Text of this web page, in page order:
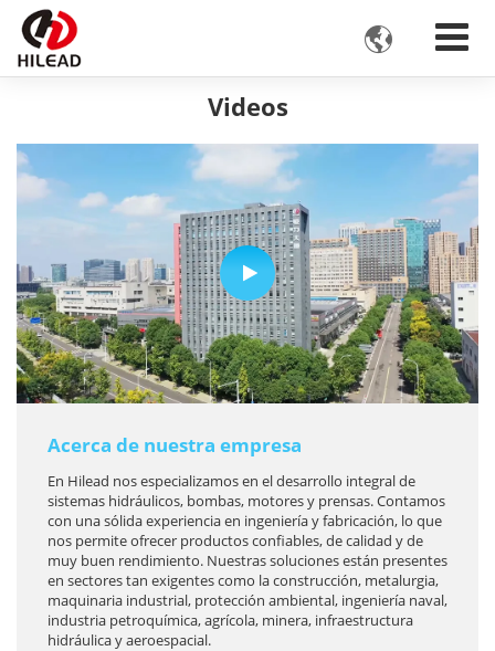

Videos
Acerca de nuestra empresa
En Hilead nos especializamos en el desarrollo integral de
sistemas hidráulicos, bombas, motores y prensas. Contamos
con una sólida experiencia en ingeniería y fabricación, lo que
nos permite ofrecer productos confiables, de calidad y de
muy buen rendimiento. Nuestras soluciones están presentes
en sectores tan exigentes como la construcción, metalurgia,
maquinaria industrial, protección ambiental, ingeniería naval,
industria petroquímica, agrícola, minera, infraestructura
hidráulica y aeroespacial.